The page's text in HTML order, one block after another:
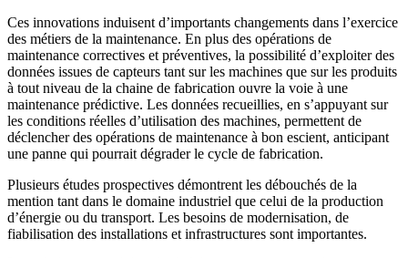
Ces innovations induisent d’importants changements dans l’exercice
des métiers de la maintenance. En plus des opérations de
maintenance correctives et préventives, la possibilité d’exploiter des
données issues de capteurs tant sur les machines que sur les produits
à tout niveau de la chaine de fabrication ouvre la voie à une
maintenance prédictive. Les données recueillies, en s’appuyant sur
les conditions réelles d’utilisation des machines, permettent de
déclencher des opérations de maintenance à bon escient, anticipant
une panne qui pourrait dégrader le cycle de fabrication.
Plusieurs études prospectives démontrent les débouchés de la
mention tant dans le domaine industriel que celui de la production
d’énergie ou du transport. Les besoins de modernisation, de
fiabilisation des installations et infrastructures sont importantes.